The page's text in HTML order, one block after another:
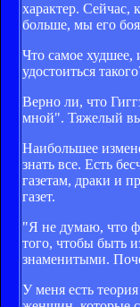
характер. Сейчас,
больше, мы его
Что самое худшее,
удостоиться
Верно ли, что
мной". Тяжелый
Наибольшее
знать все. Есть
газетам, драки и
газет.
"Я не думаю, что
того, чтобы быть
знаменитыми.
У меня есть